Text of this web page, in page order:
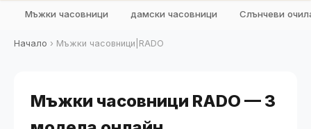
🔍 Намери продукт
🎁 Подарък
Мъжки часовници дамски часовници Слънчеви
Начало › Мъжки часовници|RADO
Мъжки часовници RADO — 3